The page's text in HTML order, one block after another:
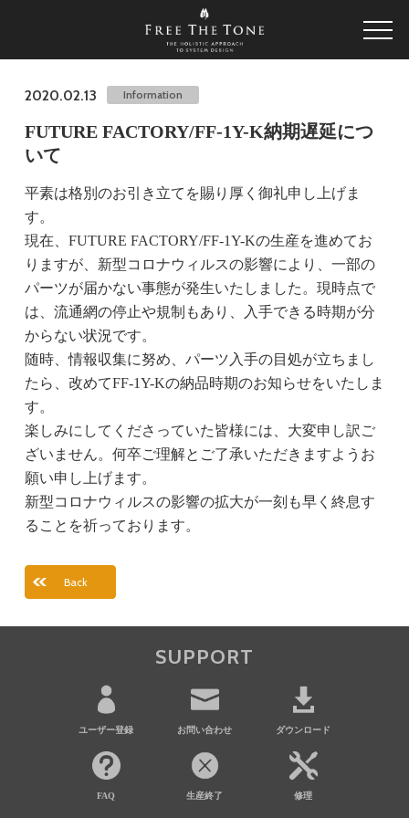
2020.02.13 Information
FUTURE FACTORY/FF-1Y-K納期遅延につ
いて
平素は格別のお引き立てを賜り厚く御礼申し上げま
す。
現在、FUTURE FACTORY/FF-1Y-Kの生産を進めてお
りますが、新型コロナウィルスの影響により、一部の
パーツが届かない事態が発生いたしました。現時点で
は、流通網の停止や規制もあり、入手できる時期が分
からない状況です。
随時、情報収集に努め、パーツ入手の目処が立ちまし
たら、改めてFF-1Y-Kの納品時期のお知らせをいたしま
す。
楽しみにしてくださっていた皆様には、大変申し訳ご
ざいません。何卒ご理解とご了承いただきますようお
願い申し上げます。
新型コロナウィルスの影響の拡大が一刻も早く終息す
ることを祈っております。
Back
SUPPORT
ユーザー登録 お問い合わせ ダウンロード
FAQ 生産終了 修理